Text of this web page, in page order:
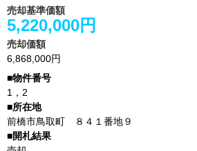
売却基準価額
5,220,000円
売却価額
6,868,000円
1，2
前橋市鳥取町 ８４１番地９